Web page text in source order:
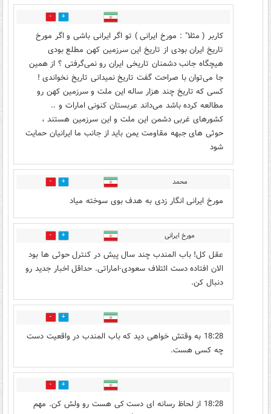
6
کاربر ( مثلا" : مورخ ایرانی ) تو اگر ایرانی باشی و اگر مورخ
تاریخ ایران بودی از تاریخ این سرزمین کهن مطلع بودی
هیچگاه جانب دشمنان تاریخی ایران رو نمی‌گرفتی ؟ از همین
جا می‌توان با صراحت گفت تاریخ نمیدانی تاریخ نخواندی !
کسی که تاریخ چند هزار ساله این ملت و سرزمین کهن رو
مطالعه کرده باشد می‌داند عربستان کنونی امارات و ..
کشورهای غربی دشمن این ملت و این سرزمین هستند ،
حوثی های جبهه مقاومت یمن باید از جانب ما ایرانیان حمایت
شود
محمد 1
مورخ ایرانی انگار زدی به هدف بوی سوخته میاد
مورخ ایرانی 0
عقل کل! باب المندب چند سال پیش در کنترل حوثی ها بود
الان افتاده دست ائتلاف سعودی-اماراتی. حداقل اخبار جدید رو
دنبال کن.
1
18:28 به وقتش خواهی دید که باب المندب در واقعیت دست
چه کسی هست.
0
18:28 از لحاظ رسانه ای دست کی هست رو ولش کن. مهم